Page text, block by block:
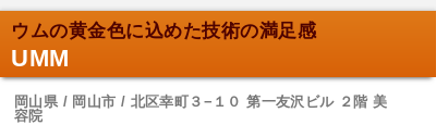
ウムの黄金色に込めた技術の満足感
UMM
岡山県 / 岡山市 / 北区幸町３−１０ 第一友沢ビル ２階 美
容院